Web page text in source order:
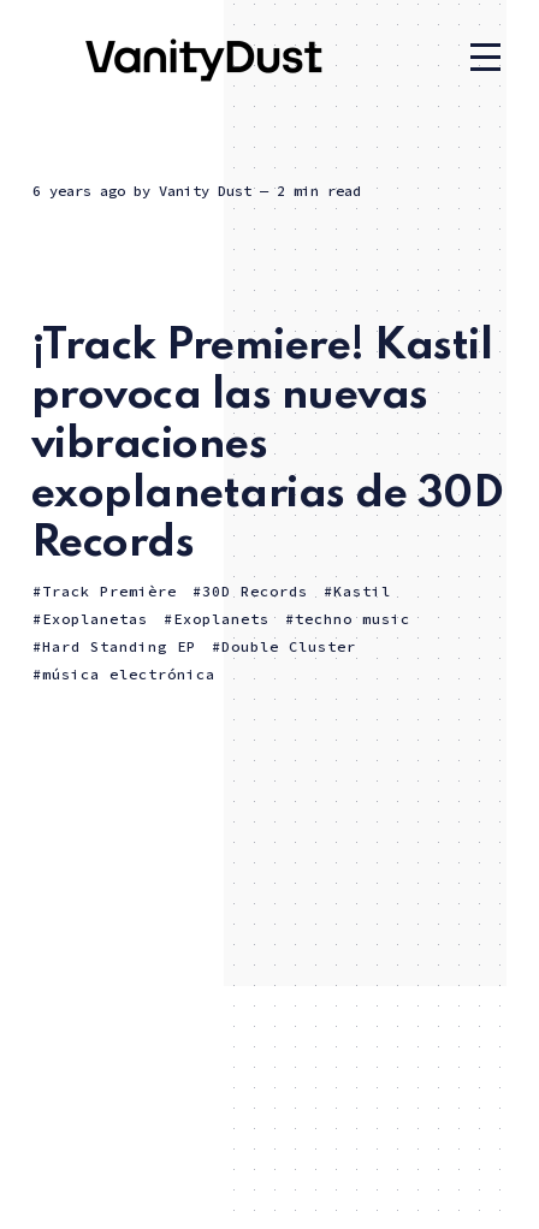
6 years agoby Vanity Dust — 2 min read
¡Track Premiere! Kastil
provoca las nuevas
vibraciones
exoplanetarias de 30D
Records
Track Première 30D Records
Kastil
Exoplanetas
Exoplanets
techno music
Hard Standing EP
Double Cluster
música electrónica